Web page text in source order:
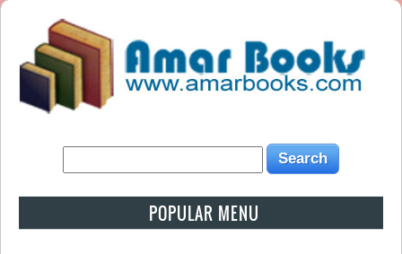
POPULAR MENU